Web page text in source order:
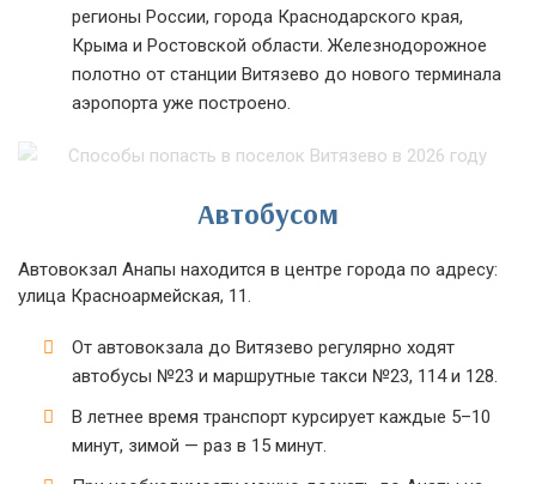
регионы России, города Краснодарского края,
Крыма и Ростовской области. Железнодорожное
полотно от станции Витязево до нового терминала
аэропорта уже построено.
Автобусом
Автовокзал Анапы находится в центре города по адресу:
улица Красноармейская, 11.
От автовокзала до Витязево регулярно ходят
автобусы №23 и маршрутные такси №23, 114 и 128.
В летнее время транспорт курсирует каждые 5–10
минут, зимой — раз в 15 минут.